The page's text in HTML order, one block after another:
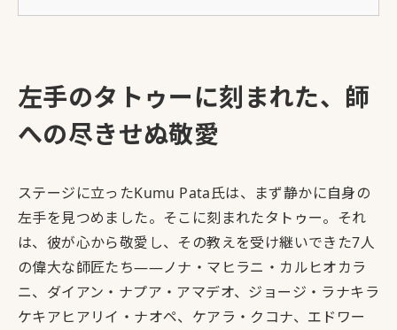
左手のタトゥーに刻まれた、師
への尽きせぬ敬愛
ステージに立ったKumu Pata氏は、まず静かに自身の
左手を見つめました。そこに刻まれたタトゥー。それ
は、彼が心から敬愛し、その教えを受け継いできた7人
の偉大な師匠たち――ノナ・マヒラニ・カルヒオカラ
ニ、ダイアン・ナプア・アマデオ、ジョージ・ラナキラ
ケキアヒアリイ・ナオペ、ケアラ・クコナ、エドワー